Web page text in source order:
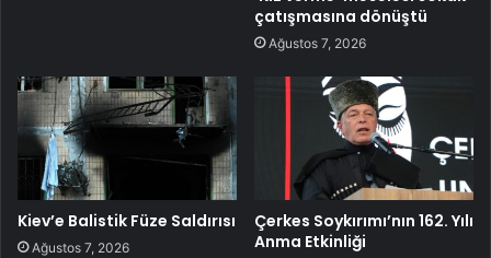
çatışmasına dönüştü
Ağustos 7, 2026
Kiev’e Balistik Füze Saldırısı
Ağustos 7, 2026
Çerkes Soykırımı’nın 162. Yılı
Anma Etkinliği